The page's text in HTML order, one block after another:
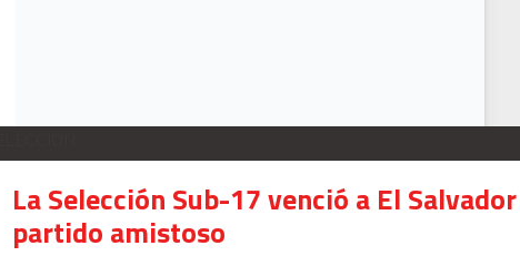
La Selección Sub-17 venció a El
partido amistoso